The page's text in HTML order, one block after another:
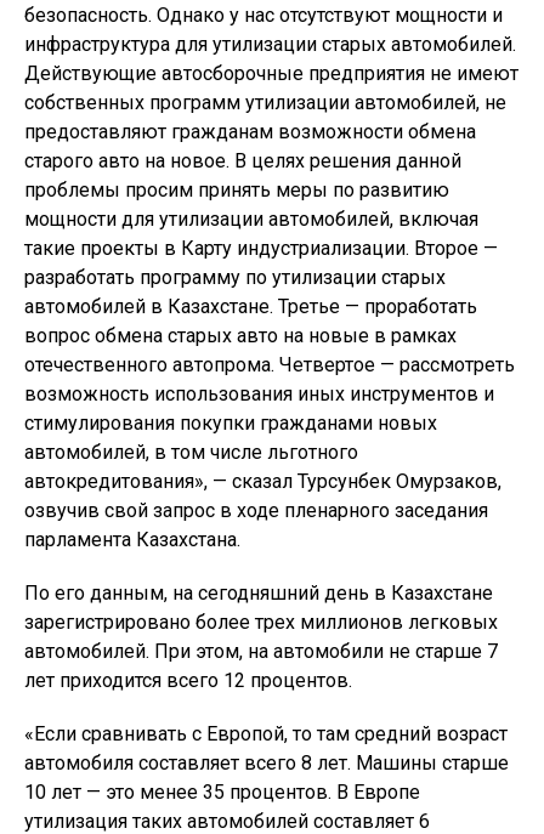
безопасность. Однако у нас отсутствуют мощности и
инфраструктура для утилизации старых автомобилей.
Действующие автосборочные предприятия не имеют
собственных программ утилизации автомобилей, не
предоставляют гражданам возможности обмена
старого авто на новое. В целях решения данной
проблемы просим принять меры по развитию
мощности для утилизации автомобилей, включая
такие проекты в Карту индустриализации. Второе —
разработать программу по утилизации старых
автомобилей в Казахстане. Третье — проработать
вопрос обмена старых авто на новые в рамках
отечественного автопрома. Четвертое — рассмотреть
возможность использования иных инструментов и
стимулирования покупки гражданами новых
автомобилей, в том числе льготного
автокредитования», — сказал Турсунбек Омурзаков,
озвучив свой запрос в ходе пленарного заседания
парламента Казахстана.
По его данным, на сегодняшний день в Казахстане
зарегистрировано более трех миллионов легковых
автомобилей. При этом, на автомобили не старше 7
лет приходится всего 12 процентов.
«Если сравнивать с Европой, то там средний возраст
автомобиля составляет всего 8 лет. Машины старше
10 лет — это менее 35 процентов. В Европе
утилизация таких автомобилей составляет 6